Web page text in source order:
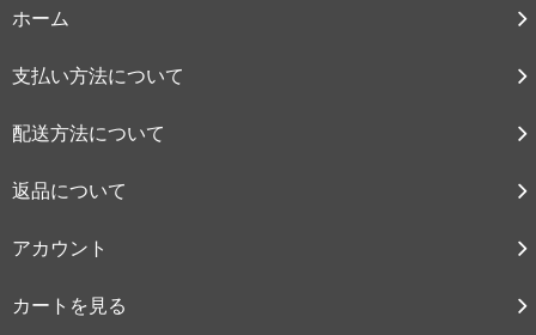
ホーム
支払い方法について
配送方法について
返品について
アカウント
カートを見る